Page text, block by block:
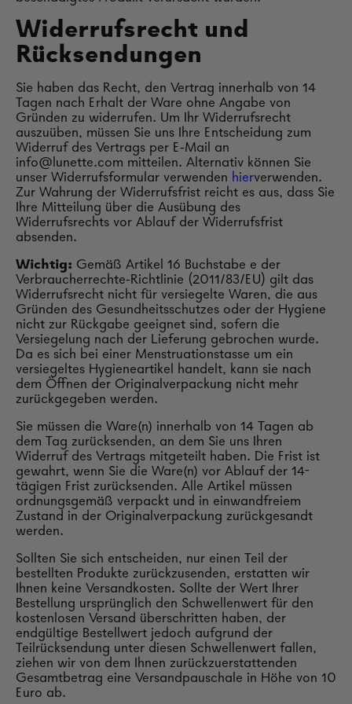
Widerrufsrecht und
Rücksendungen
Sie haben das Recht, den Vertrag innerhalb von 14
Tagen nach Erhalt der Ware ohne Angabe von
Gründen zu widerrufen. Um Ihr Widerrufsrecht
auszuüben, müssen Sie uns Ihre Entscheidung zum
Widerruf des Vertrags per E-Mail an
info@lunette.com mitteilen. Alternativ können Sie
unser Widerrufsformular verwenden hierverwenden.
Zur Wahrung der Widerrufsfrist reicht es aus, dass Sie
Ihre Mitteilung über die Ausübung des
Widerrufsrechts vor Ablauf der Widerrufsfrist
absenden.
Wichtig: Gemäß Artikel 16 Buchstabe e der
Verbraucherrechte-Richtlinie (2011/83/EU) gilt das
Widerrufsrecht nicht für versiegelte Waren, die aus
Gründen des Gesundheitsschutzes oder der Hygiene
nicht zur Rückgabe geeignet sind, sofern die
Versiegelung nach der Lieferung gebrochen wurde.
Da es sich bei einer Menstruationstasse um ein
versiegeltes Hygieneartikel handelt, kann sie nach
dem Öffnen der Originalverpackung nicht mehr
zurückgegeben werden.
Sie müssen die Ware(n) innerhalb von 14 Tagen ab
dem Tag zurücksenden, an dem Sie uns Ihren
Widerruf des Vertrags mitgeteilt haben. Die Frist ist
gewahrt, wenn Sie die Ware(n) vor Ablauf der 14-
tägigen Frist zurücksenden. Alle Artikel müssen
ordnungsgemäß verpackt und in einwandfreiem
Zustand in der Originalverpackung zurückgesandt
werden.
Sollten Sie sich entscheiden, nur einen Teil der
bestellten Produkte zurückzusenden, erstatten wir
Ihnen keine Versandkosten. Sollte der Wert Ihrer
Bestellung ursprünglich den Schwellenwert für den
kostenlosen Versand überschritten haben, der
endgültige Bestellwert jedoch aufgrund der
Teilrücksendung unter diesen Schwellenwert fallen,
ziehen wir von dem Ihnen zurückzuerstattenden
Gesamtbetrag eine Versandpauschale in Höhe von 10
Euro ab.